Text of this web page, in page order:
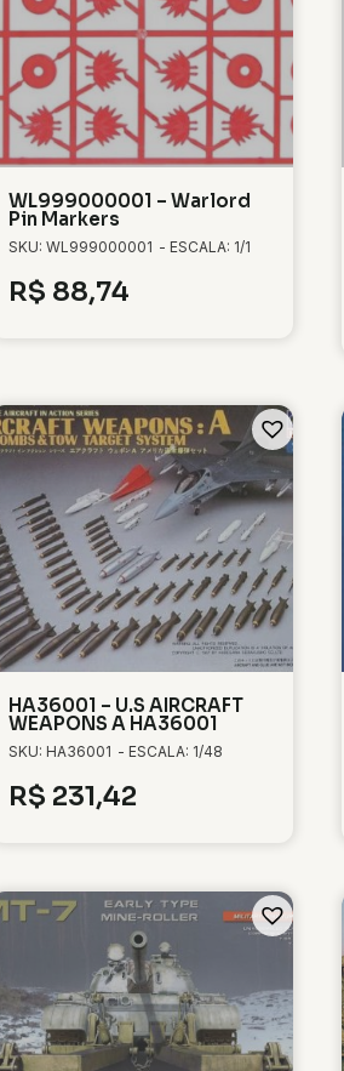
WL999000001 – Warlord
Pin Markers
SKU: WL999000001 - ESCALA: 1/1
R$ 88,74
HA36001 – U.S AIRCRAFT
WEAPONS A HA36001
SKU: HA36001 - ESCALA: 1/48
R$ 231,42